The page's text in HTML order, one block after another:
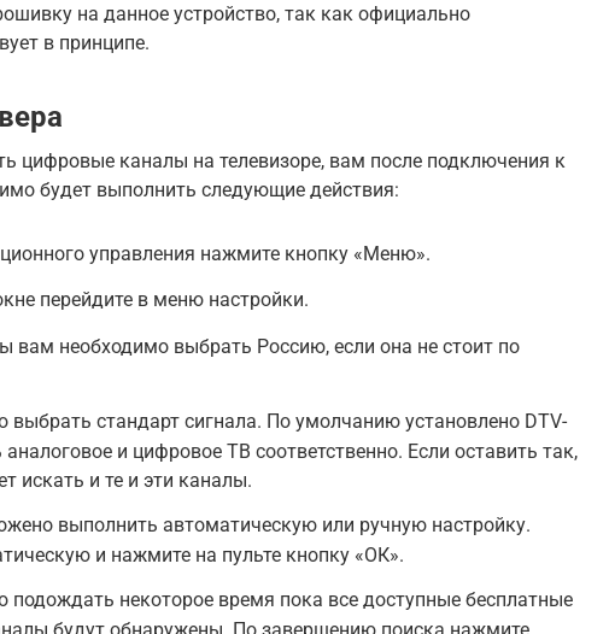
на данное устройство, так как официально
в принципе.
цифровые каналы на телевизоре, вам после подключения к
будет выполнить следующие действия:
управления нажмите кнопку «Меню».
перейдите в меню настройки.
вам необходимо выбрать Россию, если она не стоит по
выбрать стандарт сигнала. По умолчанию установлено DTV-
аналоговое и цифровое ТВ соответственно. Если оставить так,
искать и те и эти каналы.
выполнить автоматическую или ручную настройку.
и нажмите на пульте кнопку «ОК».
подождать некоторое время пока все доступные бесплатные